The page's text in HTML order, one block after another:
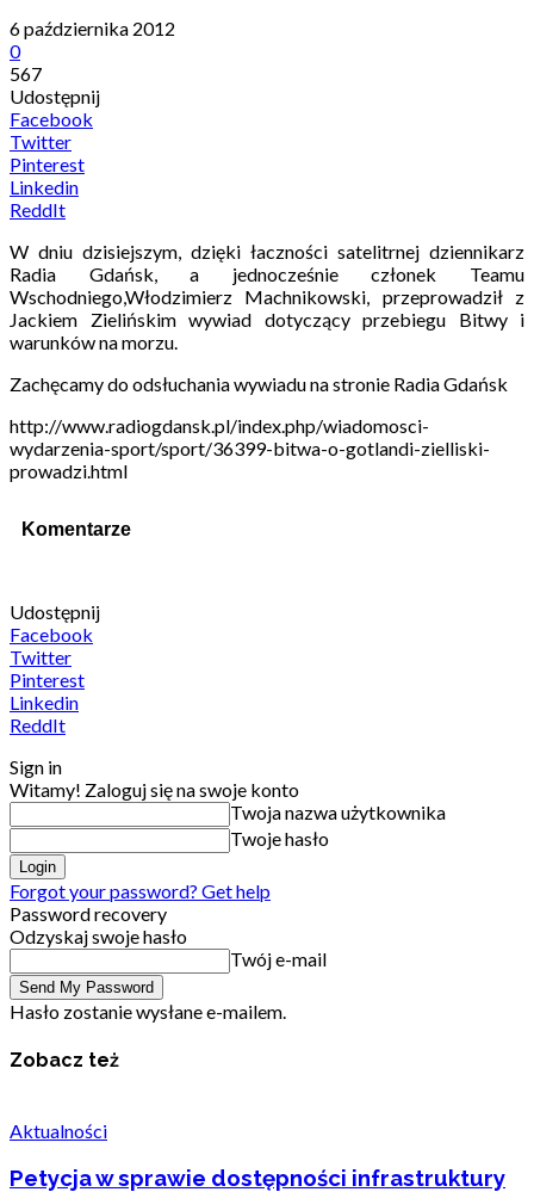
6 października 2012
0
567
Udostępnij
Facebook
Twitter
Pinterest
Linkedin
ReddIt
W dniu dzisiejszym, dzięki łaczności satelitrnej dziennikarz
Radia Gdańsk, a jednocześnie członek Teamu
Wschodniego,Włodzimierz Machnikowski, przeprowadził z
Jackiem Zielińskim wywiad dotyczący przebiegu Bitwy i
warunków na morzu.
Zachęcamy do odsłuchania wywiadu na stronie Radia Gdańsk
http://www.radiogdansk.pl/index.php/wiadomosci-
wydarzenia-sport/sport/36399-bitwa-o-gotlandi-zielliski-
prowadzi.html
Komentarze
Udostępnij
Facebook
Twitter
Pinterest
Linkedin
ReddIt
Sign in
Witamy! Zaloguj się na swoje konto
Twoja nazwa użytkownika
Twoje hasło
Forgot your password? Get help
Password recovery
Odzyskaj swoje hasło
Twój e-mail
Hasło zostanie wysłane e-mailem.
Zobacz też
Aktualności
Petycja w sprawie dostępności infrastruktury